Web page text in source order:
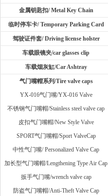
金属钥匙扣/ Metal Key Chain
临时停车卡/ Temporary Parking Card
驾驶证件套/ Driving license holster
车载眼镜夹/car glasses clip
车载烟灰缸/Car Ashtray
气门嘴帽系列/Tire valve caps
YX-016气门嘴/YX-016 Valve
不锈钢气门嘴帽/Stainless steel valve cap
皮扣气门嘴帽/New Style Valve
SPORT气门嘴帽/Sport ValveCap
中性气门嘴/ Personalized Valve Cap
加长型气门嘴帽/Lengthening Type Air Cap
扳手气门嘴/wrench valve cap
防盗气门嘴帽/Anti-Theft Valve Cap